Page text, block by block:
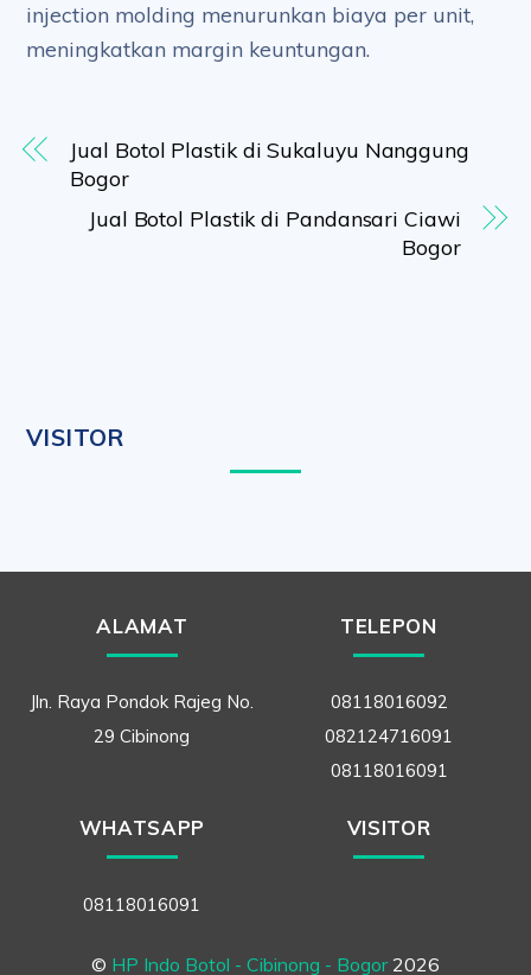
injection molding menurunkan biaya per unit,
meningkatkan margin keuntungan.
Jual Botol Plastik di Sukaluyu Nanggung
Bogor
Jual Botol Plastik di Pandansari Ciawi
Bogor
VISITOR
ALAMAT
Jln. Raya Pondok Rajeg No.
29 Cibinong
TELEPON
08118016092
082124716091
08118016091
WHATSAPP
08118016091
VISITOR
© HP Indo Botol - Cibinong - Bogor2026